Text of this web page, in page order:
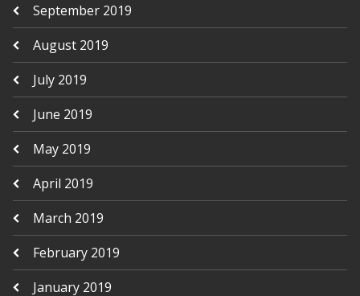
September 2019
August 2019
July 2019
June 2019
May 2019
April 2019
March 2019
February 2019
January 2019